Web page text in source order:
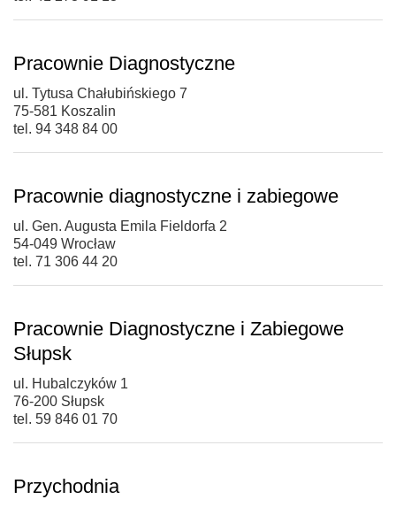
Pracownie Diagnostyczne
ul. Tytusa Chałubińskiego 7
75-581 Koszalin
tel. 94 348 84 00
Pracownie diagnostyczne i zabiegowe
ul. Gen. Augusta Emila Fieldorfa 2
54-049 Wrocław
tel. 71 306 44 20
Pracownie Diagnostyczne i Zabiegowe
Słupsk
ul. Hubalczyków 1
76-200 Słupsk
tel. 59 846 01 70
Przychodnia